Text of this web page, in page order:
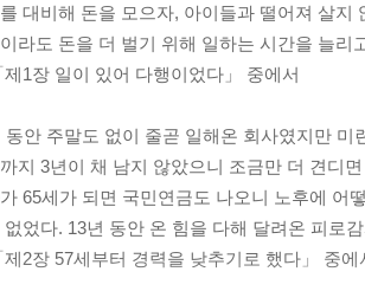
대비해 돈을 모으자, 아이들과 떨어져 살
라도 돈을 더 벌기 위해 일하는 시간을 늘리
제1장 일이 있어 다행이었다」 중에서
동안 주말도 없이 줄곧 일해온 회사였지만 미
지 3년이 채 남지 않았으니 조금만 더 견디
65세가 되면 국민연금도 나오니 노후에 어
없었다. 13년 동안 온 힘을 다해 달려온 피로
제2장 57세부터 경력을 낮추기로 했다」 중에